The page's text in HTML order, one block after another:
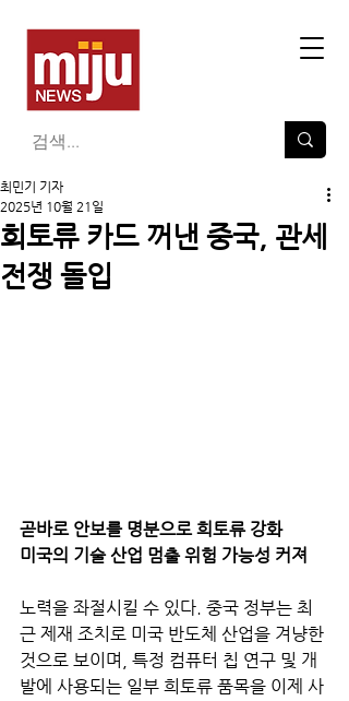
희토류 카드 꺼낸 중국, 관세
전쟁 돌입
최민기 기자
2025년 10월 21일
곧바로 안보를 명분으로 희토류 강화
미국의 기술 산업 멈출 위험 가능성 커져
노력을 좌절시킬 수 있다. 중국 정부는 최
근 제재 조치로 미국 반도체 산업을 겨냥한
것으로 보이며, 특정 컴퓨터 칩 연구 및 개
발에 사용되는 일부 희토류 품목을 이제 사